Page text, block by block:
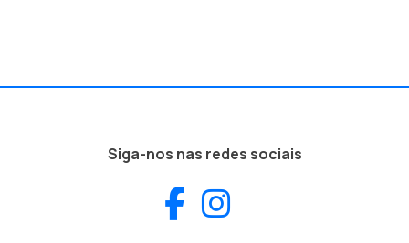
Siga-nos nas redes sociais
Facebook